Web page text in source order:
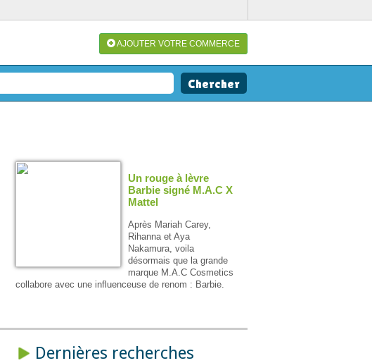
AJOUTER VOTRE COMMERCE
Un rouge à lèvre
Barbie signé M.A.C X
Mattel
Après Mariah Carey,
Rihanna et Aya
Nakamura, voila
désormais que la grande
marque M.A.C Cosmetics
collabore avec une influenceuse de renom : Barbie.
Dernières recherches